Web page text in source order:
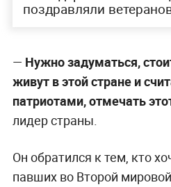
поздравляли
— Нужно задуматься,
живут в этой стране и
патриотами, отмечать
лидер страны.
Он обратился к тем, кто
павших во Второй